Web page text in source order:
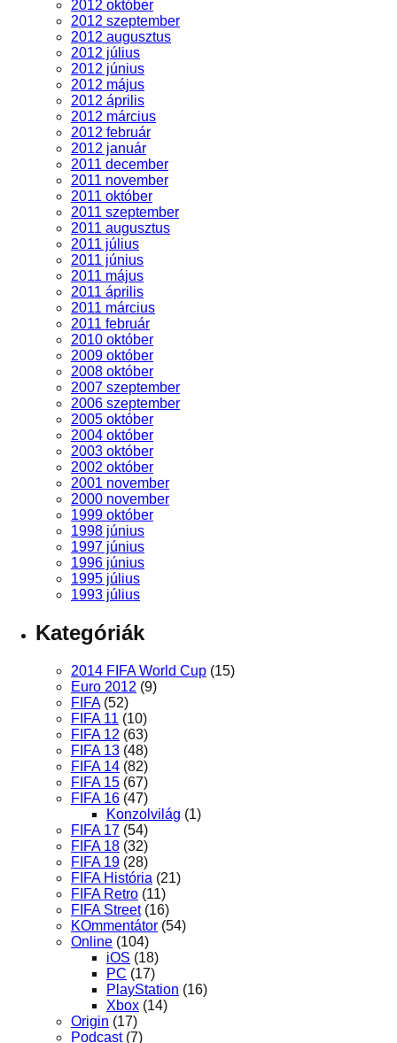
2012 október
2012 szeptember
2012 augusztus
2012 július
2012 június
2012 május
2012 április
2012 március
2012 február
2012 január
2011 december
2011 november
2011 október
2011 szeptember
2011 augusztus
2011 július
2011 június
2011 május
2011 április
2011 március
2011 február
2010 október
2009 október
2008 október
2007 szeptember
2006 szeptember
2005 október
2004 október
2003 október
2002 október
2001 november
2000 november
1999 október
1998 június
1997 június
1996 június
1995 július
1993 július
Kategóriák
2014 FIFA World Cup (15)
Euro 2012 (9)
FIFA(52)
FIFA 11 (10)
FIFA 12 (63)
FIFA 13 (48)
FIFA 14 (82)
FIFA 15 (67)
FIFA 16 (47)
Konzolvilág (1)
FIFA 17 (54)
FIFA 18 (32)
FIFA 19 (28)
FIFA História (21)
FIFA Retro (11)
FIFA Street(16)
KOmmentátor (54)
Online (104)
iOS (18)
PC (17)
PlayStation (16)
Xbox (14)
Origin (17)
Podcast(7)